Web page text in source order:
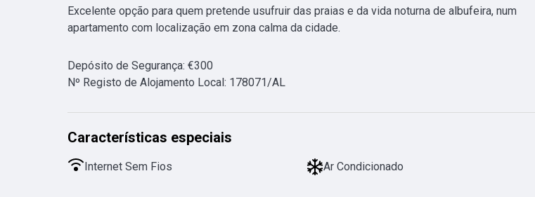
Excelente opção para quem pretende usufruir das praias e da vida noturna de albufeira, num
apartamento com localização em zona calma da cidade.
Depósito de Segurança: €300
Nº Registo de Alojamento Local : 178071/AL
Características especiais
Internet Sem Fios Ar Condicionado